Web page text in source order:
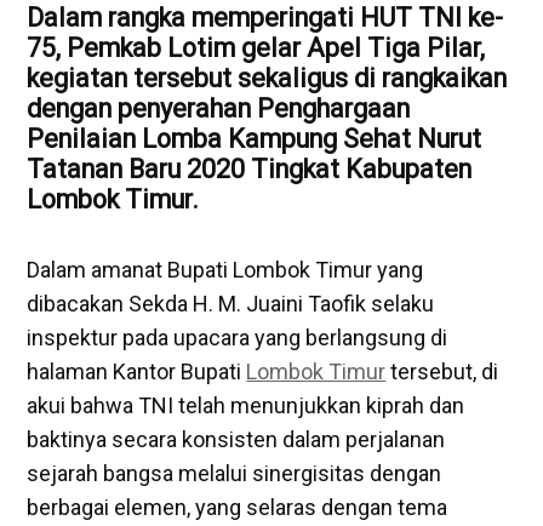
Dalam rangka memperingati HUT TNI ke-
75, Pemkab Lotim gelar Apel Tiga Pilar,
kegiatan tersebut sekaligus di rangkaikan
dengan penyerahan Penghargaan
Penilaian Lomba Kampung Sehat Nurut
Tatanan Baru 2020 Tingkat Kabupaten
Lombok Timur.
Dalam amanat Bupati Lombok Timur yang
dibacakan Sekda H. M. Juaini Taofik selaku
inspektur pada upacara yang berlangsung di
halaman Kantor Bupati Lombok Timurtersebut, di
akui bahwa TNI telah menunjukkan kiprah dan
baktinya secara konsisten dalam perjalanan
sejarah bangsa melalui sinergisitas dengan
berbagai elemen, yang selaras dengan tema